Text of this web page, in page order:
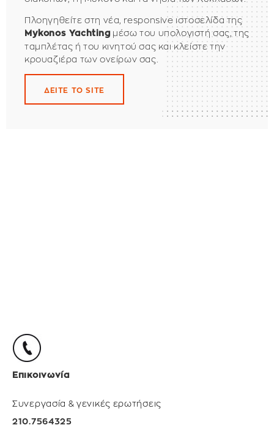
Πλοηγηθείτε στη νέα, responsive ιστοσελίδα της
Mykonos Yachting μέσω του υπολογιστή σας, της
ταμπλέτας ή του κινητού σας και κλείστε την
κρουαζιέρα των ονείρων σας.
ΔΕΙΤΕ ΤΟ SITE
Επικοινωνία
Συνεργασία & γενικές ερωτήσεις
210.7564325